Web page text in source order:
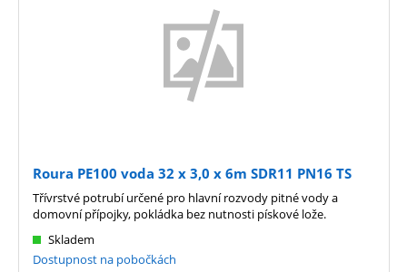
Roura PE100 voda 32 x 3,0 x 6m SDR11 PN16 TS
Skladem
Dostupnost na pobočkách
Třívrstvé potrubí určené pro hlavní rozvody pitné vody a
domovní přípojky, pokládka bez nutnosti pískové lože.